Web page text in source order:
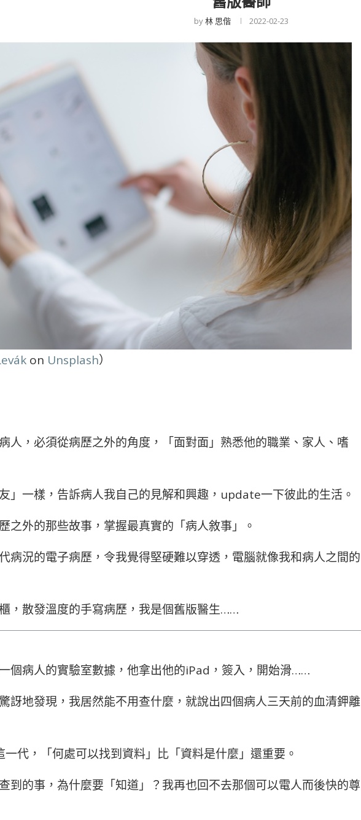
by林 思偕 2022-02-23
on Unsplash）
人，必須從病歷之外的角度，「面對面」熟悉他的職業、家人、嗜
」一樣，告訴病人我自己的見解和興趣，update一下彼此的生活。
之外的那些故事，掌握最真實的「病人敘事」。
病況的電子病歷，令我覺得堅硬難以穿透，電腦就像我和病人之間的
，散發溫度的手寫病歷，我是個舊版醫生……
個病人的實驗室數據，他拿出他的iPad，簽入，開始滑……
訝地發現，我居然能不用查什麼，就說出四個病人三天前的血清鉀離
代，「何處可以找到資料」比「資料是什麼」還重要。
到的事，為什麼要「知道」？我再也回不去那個可以電人而後快的尊